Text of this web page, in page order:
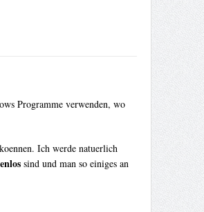
Programme verwenden, wo
Ich werde natuerlich
sind und man so einiges an